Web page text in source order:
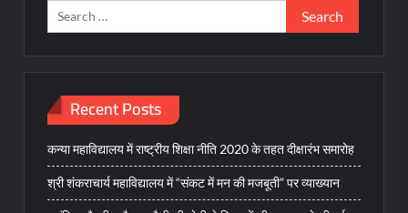
Search
for:
Recent Posts
कन्या महाविद्यालय में राष्ट्रीय शिक्षा नीति 2020 के तहत दीक्षारंभ समारोह
श्री शंकराचार्य महाविद्यालय में “संकट में मन की मजबूती” पर व्याख्यान